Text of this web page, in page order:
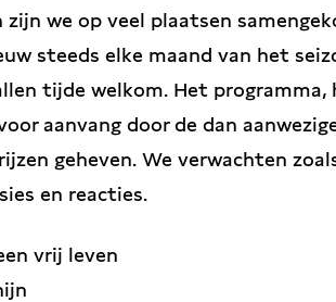
we op veel plaatsen
steeds elke maand van het
tijde welkom. Het
aanvang door de dan
geheven. We verwachten
en reacties.
vrij leven